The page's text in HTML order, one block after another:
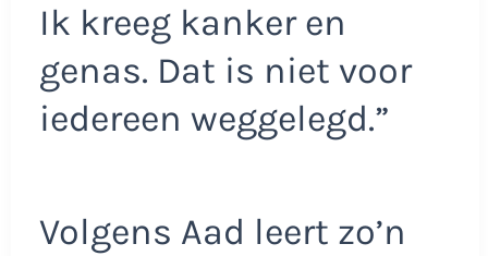
Ik kreeg kanker en
genas. Dat is niet voor
iedereen weggelegd.”
Volgens Aad leert zo’n